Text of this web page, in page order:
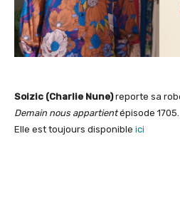
Soizic (Charlie Nune)reporte sa
Demain nous appartientépisode 1705.
Elle est toujours disponible ici